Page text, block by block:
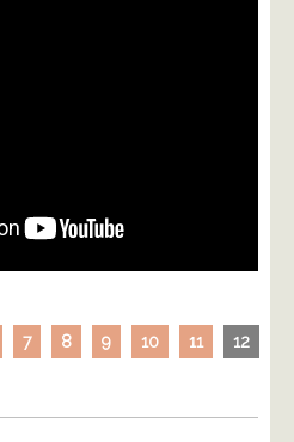
7 8 9 10 11 12